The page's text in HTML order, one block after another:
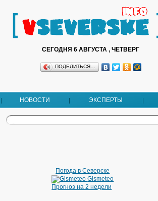
СЕГОДНЯ 6 АВГУСТА , ЧЕТВЕРГ
ПОДЕЛИТЬСЯ…
НОВОСТИ ЭКСПЕРТЫ
Погода в Северске
Gismeteo
Прогноз на 2 недели